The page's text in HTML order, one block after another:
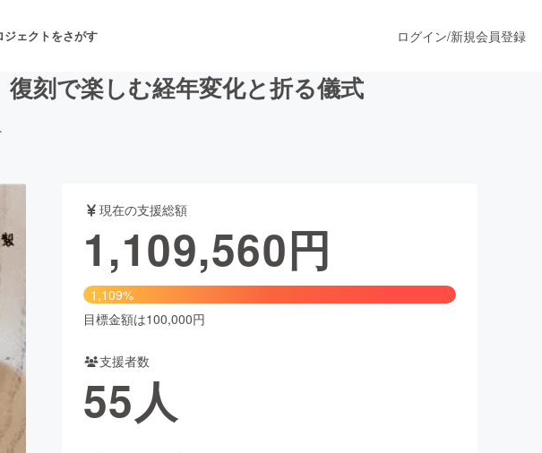
ジェクトをさがす
台・パフォーマンス
ファッション
アニメ・漫画
ューティー・ヘルスケア
ログイン/新規会員登録
刻で楽しむ経年変化と折る儀式
現在の支援総額
1,109,560円
1,109%
目標金額は100,000円
支援者数
55人